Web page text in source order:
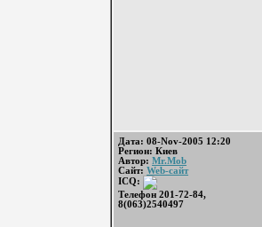
Дата: 08-Nov-2005 12:20
Регион: Киев
Автор: Mr.Mob
Сайт: Web-сайт
ICQ:
Телефон 201-72-84,
8(063)2540497